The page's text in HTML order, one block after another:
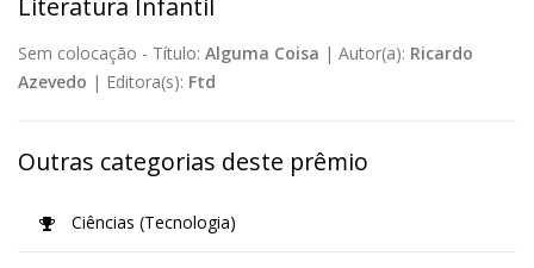
Literatura Infantil
Sem colocação - Título: Alguma Coisa | Autor(a): Ricardo
Azevedo | Editora(s): Ftd
Outras categorias deste prêmio
Ciências (Tecnologia)